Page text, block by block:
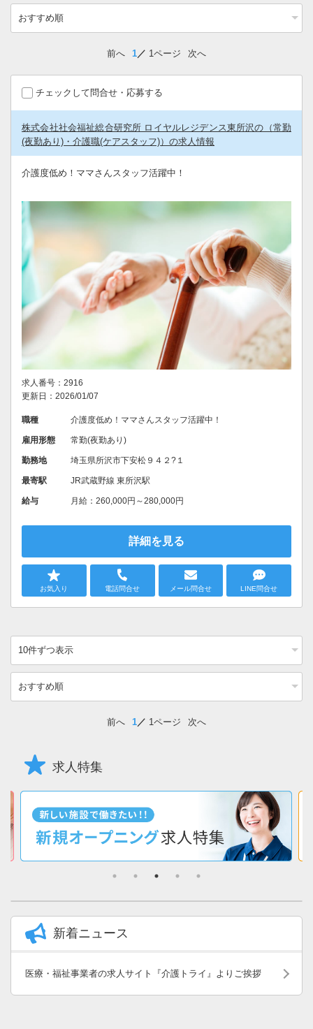
前へ 1 1ページ 次へ
チェックして問合せ・応募する
株式会社社会福祉総合研究所 ロイヤルレジデンス東所沢の（常勤
(夜勤あり)・介護職(ケアスタッフ)）の求人情報
介護度低め！ママさんスタッフ活躍中！
求人番号：2916
更新日：2026/01/07
職種 介護度低め！ママさんスタッフ活躍中！
雇用形態 常勤(夜勤あり)
勤務地 埼玉県所沢市下安松９４２?１
最寄駅 JR武蔵野線 東所沢駅
給与 月給：260,000円～280,000円
詳細を見る
お気入り 電話問合せ メール問合せ LINE問合せ
前へ 1 1ページ 次へ
求人特集
新着ニュース
医療・福祉事業者の求人サイト『介護トライ』よりご挨拶